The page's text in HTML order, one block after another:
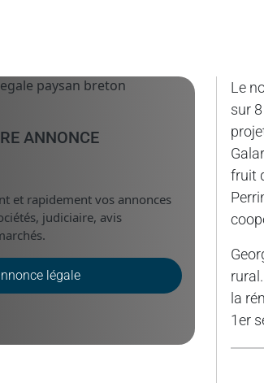
Le
sur
fruit
la
1er
ANNONCE
et rapidement vos annonces
judiciaire, avis
légale